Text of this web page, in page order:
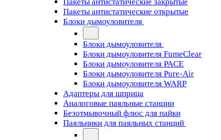
Пакеты антистатические открытые
Блоки дымоуловителя
Блоки дымоуловителя
Блоки дымоуловителя FumeClear
Блоки дымоуловителя PACE
Блоки дымоуловителя Pure-Air
Блоки дымоуловителя WARP
Адаптеры для шприца
Аналоговые паяльные станции
Безотмывочный флюс для пайки
Паяльники для паяльных станций